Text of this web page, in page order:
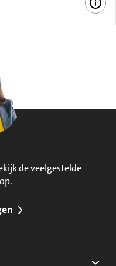
de veelgestelde
.